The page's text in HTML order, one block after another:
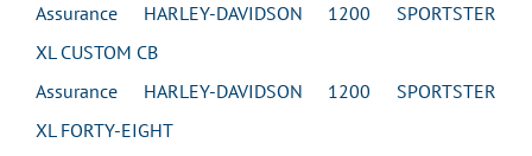
Assurance HARLEY-DAVIDSON 1200 SPORTSTER
XL CUSTOM CB
Assurance HARLEY-DAVIDSON 1200 SPORTSTER
XL FORTY-EIGHT